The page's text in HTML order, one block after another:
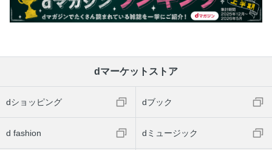
dマーケットストア
dショッピング dブック
d fashion dミュージック